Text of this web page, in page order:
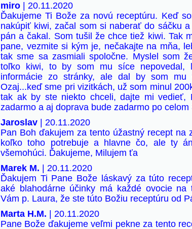
miro
| 20.11.2020
Ďakujeme Ti Bože za novú receptúru. Keď
nakúpiť kiwi, začal som si naberať do sáčku
pán a čakal. Som tušil že chce tiež kiwi. Tak
pane, vezmite si kým je, nečakajte na mňa,
tak sme sa zasmiali spoločne. Myslel som
toľko kiwi, to by som mu síce nepovedal,
informácie zo stránky, ale dal by som mu
Ozaj...keď sme pri vizitkách, už som minul
tak ak by ste niekto chceli, dajte mi vedieť,
zadarmo a aj doprava bude zadarmo po celom
Jaroslav
| 20.11.2020
Pan Boh ďakujem za tento úžastný recept na
koľko toho potrebuje a hlavne čo, ale ty
všemohúci. Ďakujeme, Milujem ťa
Marek M.
| 20.11.2020
Ďakujem Ti Pane Bože láskavý za túto
aké blahodárne účinky má každé ovocie na
Vám p. Laura, že ste túto Božiu receptúru od
Marta H.M.
| 20.11.2020
Pane Bože ďakujeme veľmi pekne za tento